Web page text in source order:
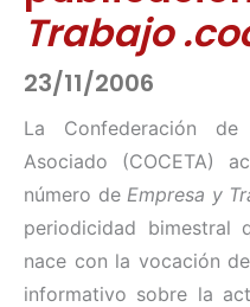
Trabajo
23/11/2006
La Confederación
Asociado (COCETA)
número de Empresa y
periodicidad bimestral
nace con la vocación
informativo sobre la